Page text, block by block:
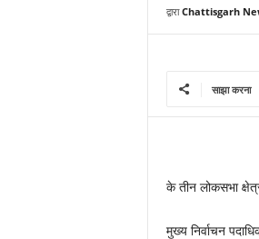
द्वारा Chattisgarh
साझा करना
के तीन लोकसभा
मुख्य निर्वाचन